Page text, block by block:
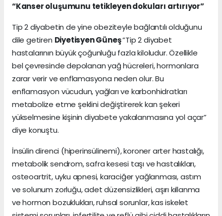
“Kanser oluşumunu tetikleyen dokuları artırıyor”
Tip 2 diyabetin de yine obeziteyle bağlantılı olduğunu
dile getiren Diyetisyen Güneş”Tip 2 diyabet
hastalarının büyük çoğunluğu fazla kiloludur. Özellikle
bel çevresinde depolanan yağ hücreleri, hormonlara
zarar verir ve enflamasyona neden olur. Bu
enflamasyon vücudun, yağları ve karbonhidratları
metabolize etme şeklini değiştirerek kan şekeri
yükselmesine kişinin diyabete yakalanmasına yol açar”
diye konuştu.
İnsülin direnci (hiperinsülinemi), koroner arter hastalığı,
metabolik sendrom, safra kesesi taşı ve hastalıkları,
osteoartrit, uyku apnesi, karaciğer yağlanması, astım
ve solunum zorluğu, adet düzensizlikleri, aşırı kıllanma
ve hormon bozuklukları, ruhsal sorunlar, kas iskelet